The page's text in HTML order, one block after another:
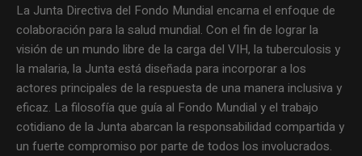
La Junta Directiva del Fondo Mundial encarna el enfoque de
colaboración para la salud mundial. Con el fin de lograr la
visión de un mundo libre de la carga del VIH, la tuberculosis y
la malaria, la Junta está diseñada para incorporar a los
actores principales de la respuesta de una manera inclusiva y
eficaz. La filosofía que guía al Fondo Mundial y el trabajo
cotidiano de la Junta abarcan la responsabilidad compartida y
un fuerte compromiso por parte de todos los involucrados.